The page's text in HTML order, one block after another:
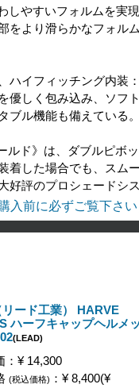
やすいフォルムを実
をより滑らかなフォル
イフィッチング内装
優しく包み込み、ソフ
ブル機能も備えている。
ド》は、ダブルピボ
着した場合でも、スム
好評のプロシェードシ
前に必ずご覧下さい
リード工業） HARVE
ハーフキャップヘルメッ
(LEAD)
：¥ 14,300
(税込価格) ：¥ 8,400(¥